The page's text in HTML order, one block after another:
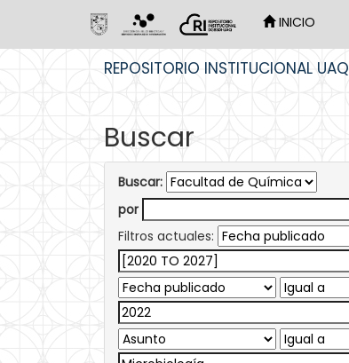
INICIO
REPOSITORIO INSTITUCIONAL UAQ
Buscar
Buscar:
por
Filtros actuales: